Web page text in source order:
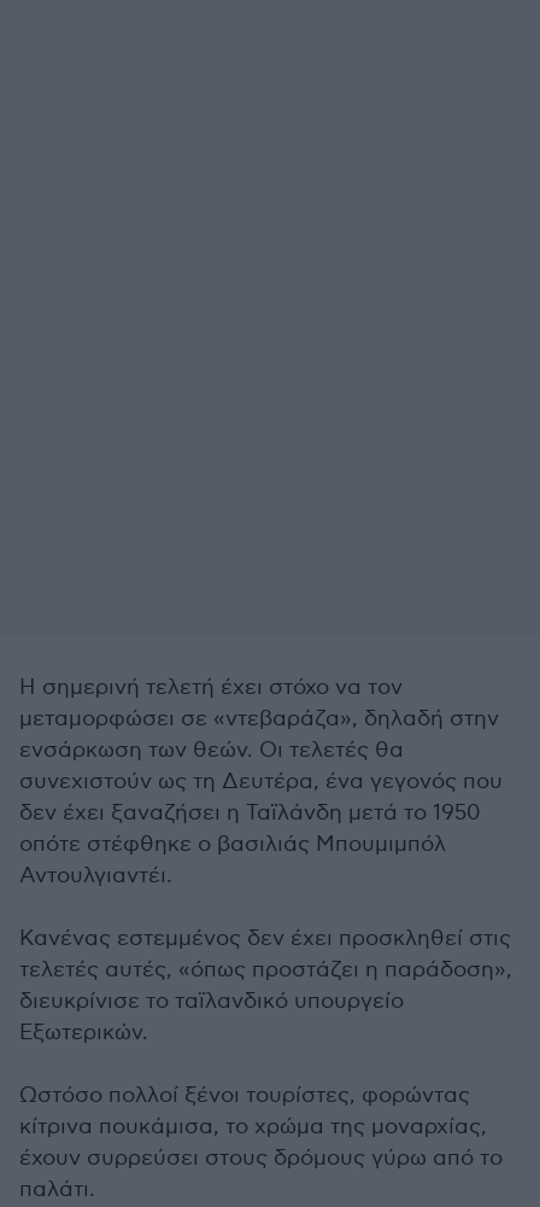
Η σημερινή τελετή έχει στόχο να τον
μεταμορφώσει σε «ντεβαράζα», δηλαδή στην
ενσάρκωση των θεών. Οι τελετές θα
συνεχιστούν ως τη Δευτέρα, ένα γεγονός που
δεν έχει ξαναζήσει η Ταϊλάνδη μετά το 1950
οπότε στέφθηκε ο βασιλιάς Μπουμιμπόλ
Αντουλγιαντέι.
Κανένας εστεμμένος δεν έχει προσκληθεί στις
τελετές αυτές, «όπως προστάζει η παράδοση»,
διευκρίνισε το ταϊλανδικό υπουργείο
Εξωτερικών.
Ωστόσο πολλοί ξένοι τουρίστες, φορώντας
κίτρινα πουκάμισα, το χρώμα της μοναρχίας,
έχουν συρρεύσει στους δρόμους γύρω από το
παλάτι.